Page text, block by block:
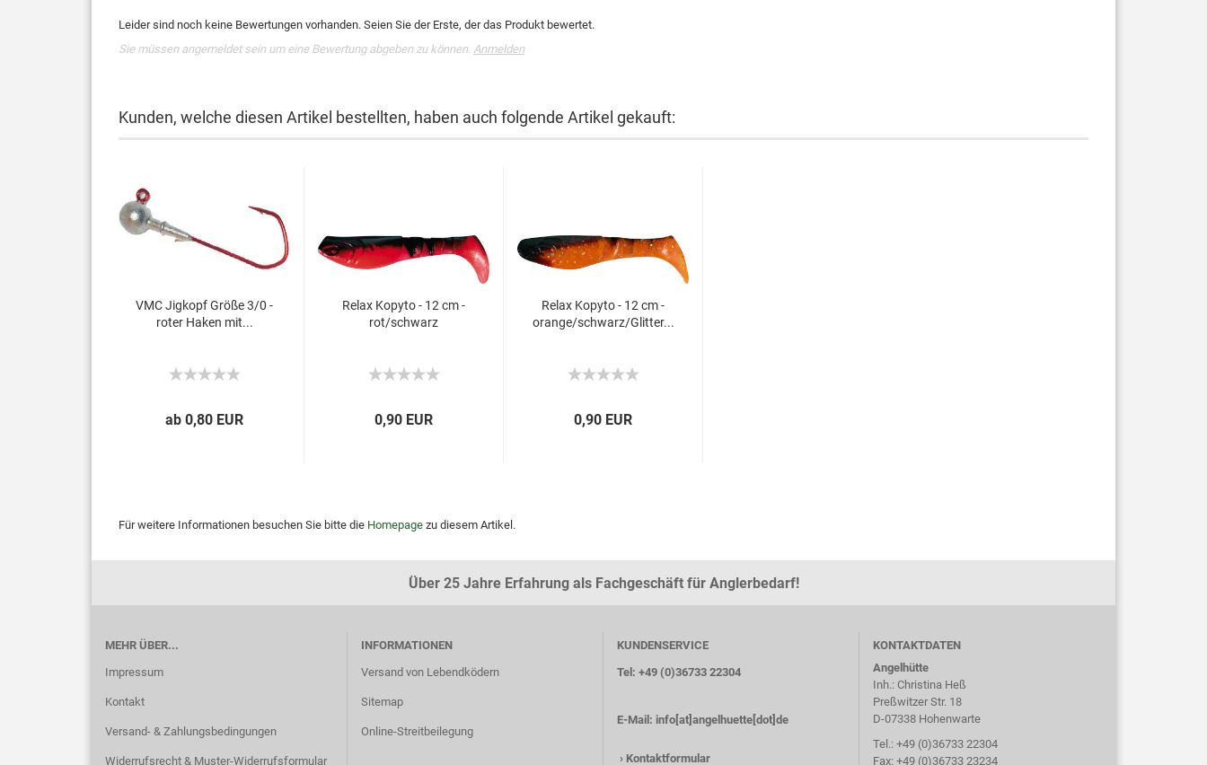
Leider sind noch keine Bewertungen vorhanden. Seien Sie der Erste, der das Produkt bewertet.
Sie müssen angemeldet sein um eine Bewertung abgeben zu können. Anmelden
Kunden, welche diesen Artikel bestellten, haben auch folgende Artikel gekauft:
VMC Jigkopf Größe 3/0 -
roter Haken mit...
ab 0,80 EUR
Relax Kopyto - 12 cm -
rot/schwarz
0,90 EUR
Relax Kopyto - 12 cm -
orange/schwarz/Glitter...
0,90 EUR
Für weitere Informationen besuchen Sie bitte die Homepage zu diesem Artikel.
Über 25 Jahre Erfahrung als Fachgeschäft für Anglerbedarf!
MEHR ÜBER...
Impressum
Kontakt
Versand- & Zahlungsbedingungen
Widerrufsrecht & Muster-Widerrufsformular
INFORMATIONEN
Versand von Lebendködern
Sitemap
Online-Streitbeilegung
KUNDENSERVICE
Tel: +49 (0)36733 22304
E-Mail: info[at]angelhuette[dot]de
› Kontaktformular
KONTAKTDATEN
Angelhütte
Inh.: Christina Heß
Preßwitzer Str. 18
D-07338 Hohenwarte
Tel.: +49 (0)36733 22304
Fax: +49 (0)36733 23234